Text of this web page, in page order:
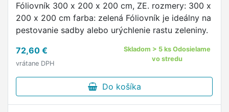
Fóliovník 300 x 200 x 200 cm, ZE. rozmery: 300 x
200 x 200 cm farba: zelená Fóliovník je ideálny na
pestovanie sadby alebo urýchlenie rastu zeleniny.
72,60 €
vrátane DPH
Skladom > 5 ks Odosielame
vo stredu
Do košíka